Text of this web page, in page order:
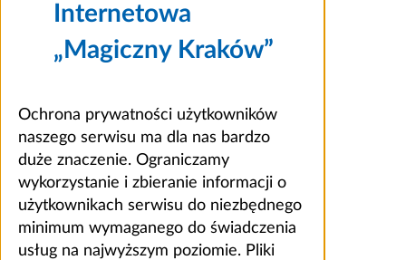
Internetowa
„Magiczny Kraków”
Ochrona prywatności użytkowników
naszego serwisu ma dla nas bardzo
duże znaczenie. Ograniczamy
wykorzystanie i zbieranie informacji o
użytkownikach serwisu do niezbędnego
minimum wymaganego do świadczenia
usług na najwyższym poziomie. Pliki